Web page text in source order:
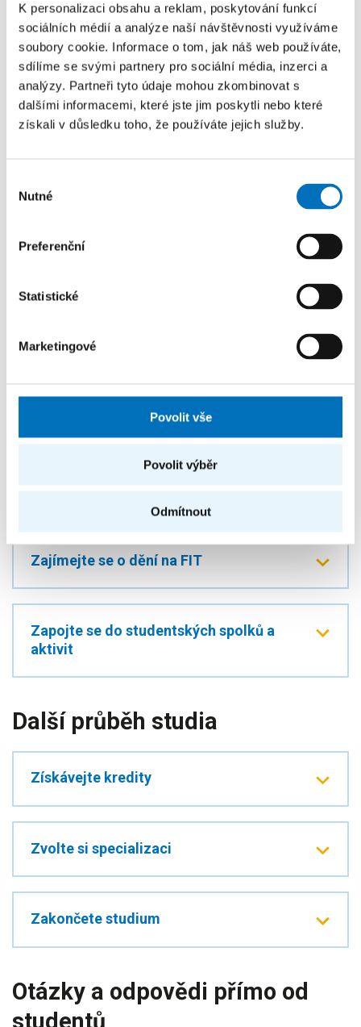
K personalizaci obsahu a reklam, poskytování funkcí
sociálních médií a analýze naší návštěvnosti využíváme
soubory cookie. Informace o tom, jak náš web používáte,
sdílíme se svými partnery pro sociální média, inzerci a
analýzy. Partneři tyto údaje mohou zkombinovat s
dalšími informacemi, které jste jim poskytli nebo které
získali v důsledku toho, že používáte jejich služby.
souhlasu
Nutné
Preferenční
Statistické
Marketingové
Povolit vše
Povolit výběr
Odmítnout
Zúčastněte se imatrikulace
Navštivte studentské akce
Dotazník FIŤáckého prváka
Rádi bychom se vás zeptali na pár otázek ohledně
anonymní a jeho vyplnění je dobrovolné. Děkujeme!
VYPLNIT DOTAZNÍK
Dění na fakultě a univerzitě
Zajímejte se o dění na FIT
Zapojte se do studentských spolků a
aktivit
Další průběh studia
Získávejte kredity
Zvolte si specializaci
Zakončete studium
Otázky a odpovědi přímo od
studentů